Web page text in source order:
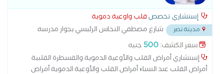
إستشاري تخصصقلب واوعية دموية
مدينة نصر
شارع مصطفي النحاس الرئيسي بجوار مدرسه
المنهل...
سعر الكشف:500 جنيه
إستشاري أمراض القلب والأوعية الدموية والقسطرة القلبية
أمراض القلب عند النساﺀ أمراض القلب والأوعية الدموية أمراض